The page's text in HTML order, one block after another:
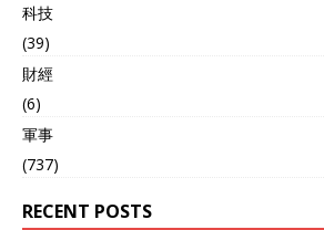
科技
(39)
財經
(6)
軍事
(737)
RECENT POSTS